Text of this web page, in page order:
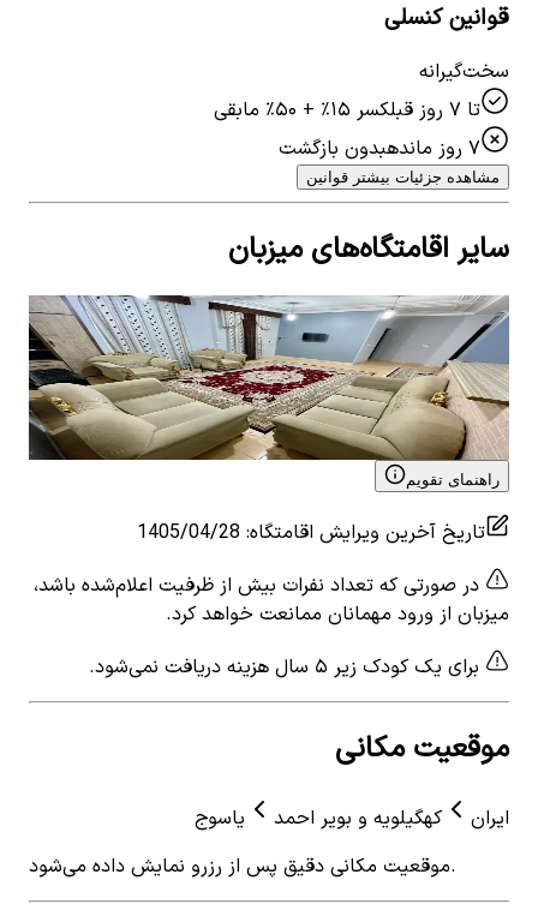
قوانین کنسلی
سخت‌گیرانه
تا ۷ روز قبل
کسر ۱۵٪ + ۵۰٪ مابقی
۷ روز مانده
بدون بازگشت
مشاهده جزئیات بیشتر قوانین
سایر اقامتگاه‌های میزبان
اجاره آپارتمان مبله در امیرکبیر - واحد 1
2 اتاق خواب10 نفر
۲٬۴۸۰٬۰۰۰تومان
View details for اجاره آپارتمان مبله در امیرکبیر - واحد 1
راهنمای تقویم
تاریخ آخرین ویرایش اقامتگاه:
1405/04/28
در صورتی که تعداد نفرات بیش از ظرفیت اعلام‌شده باشد،
میزبان از ورود مهمانان ممانعت خواهد کرد.
برای یک کودک زیر ۵ سال هزینه دریافت نمی‌شود.
موقعیت مکانی
ایران کهگیلویه و بویر احمد
یاسوج
موقعیت مکانی دقیق پس از رزرو نمایش داده می‌شود.